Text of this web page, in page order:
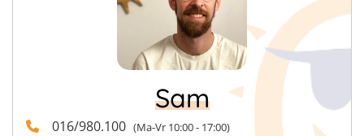
Sam
016/980.100 (Ma-Vr 10:00 - 17:00)